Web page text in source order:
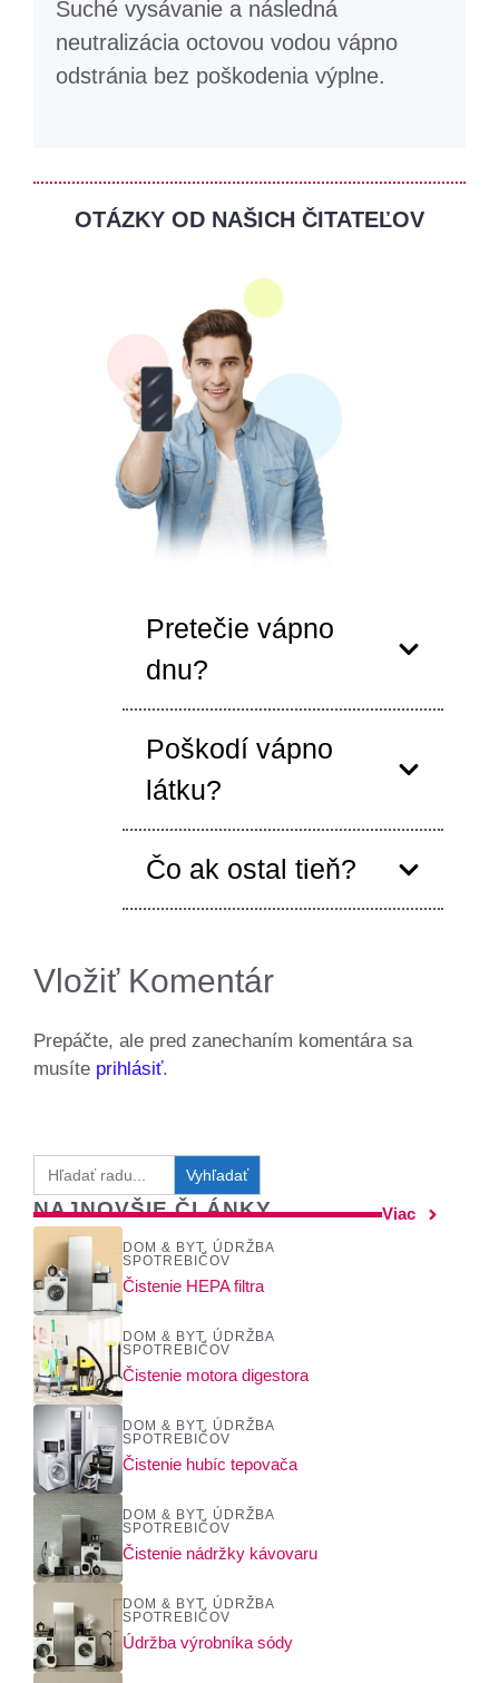
Suché vysávanie a následná
neutralizácia octovou vodou vápno
odstránia bez poškodenia výplne.
OTÁZKY OD NAŠICH ČITATEĽOV
Pretečie vápno
dnu?
Poškodí vápno
látku?
Čo ak ostal tieň?
Vložiť Komentár
Prepáčte, ale pred zanechaním komentára sa
musíte prihlásiť.
for:
NAJNOVŠIE ČLÁNKY Viac
DOM & BYT, ÚDRŽBA
SPOTREBIČOV
Čistenie HEPA filtra
DOM & BYT, ÚDRŽBA
SPOTREBIČOV
Čistenie motora digestora
DOM & BYT, ÚDRŽBA
SPOTREBIČOV
Čistenie hubíc tepovača
DOM & BYT, ÚDRŽBA
SPOTREBIČOV
Čistenie nádržky kávovaru
DOM & BYT, ÚDRŽBA
SPOTREBIČOV
Údržba výrobníka sódy